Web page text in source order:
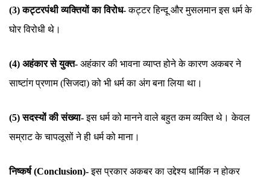
(3) कट्टरपंथी व्यक्तियों का विरोध-कट्टर हिन्दू और मुसलमान इस धर्म के
घोर विरोधी थे।
(4) अहंकार से युक्त- अहंकार की भावना व्याप्त होने के कारण अकबर ने
साष्टांग प्रणाम (सिजदा) को भी धर्म का अंग बना लिया था।
(5) सदस्यों की संख्या-इस धर्म को मानने वाले बहुत कम व्यक्ति थे। केवल
सम्राट के चापलूसों ने ही धर्म को माना।
निष्कर्ष (Conclusion)-इस प्रकार अकबर का उद्देश्य धार्मिक न होकर